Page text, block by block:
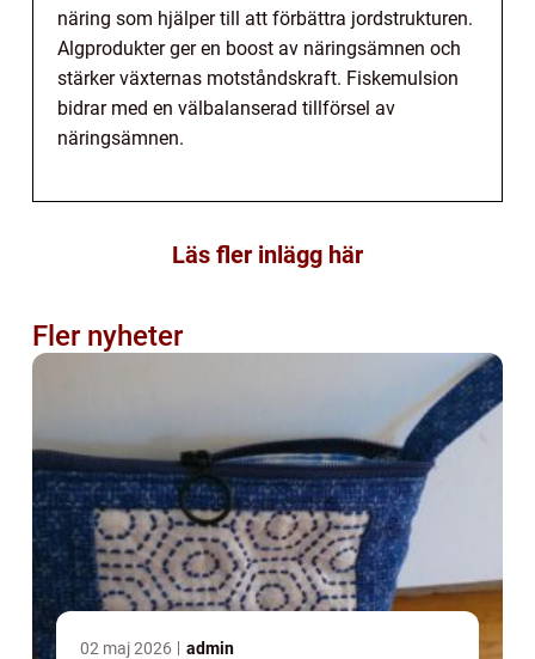
näring som hjälper till att förbättra jordstrukturen.
Algprodukter ger en boost av näringsämnen och
stärker växternas motståndskraft. Fiskemulsion
bidrar med en välbalanserad tillförsel av
näringsämnen.
Läs fler inlägg här
Fler nyheter
02 maj 2026 admin